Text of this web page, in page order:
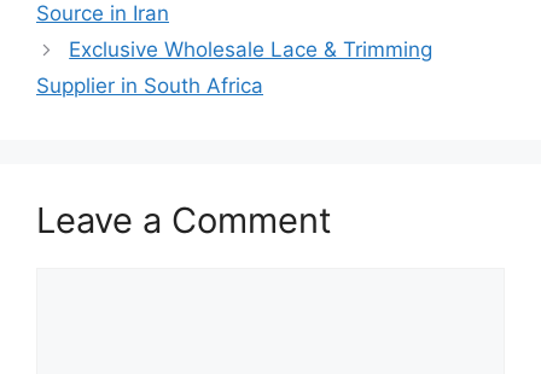
Source in Iran
Exclusive Wholesale Lace & Trimming
Supplier in South Africa
Leave a Comment